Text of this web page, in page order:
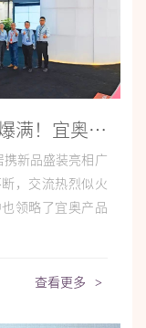
万众瞩目，客流爆满！宜奥家居携新产品盛大亮相广州·家博会，火力全开！
携新品盛装亮相广
，交流热烈似火
领略了宜奥产品
查看更多 >